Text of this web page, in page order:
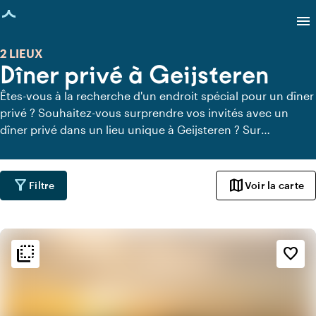
chargée
menu
Dîner privé à Geijsteren
2 LIEUX
Êtes-vous à la recherche d'un endroit spécial pour un dîner
privé ? Souhaitez-vous surprendre vos invités avec un
dîner privé dans un lieu unique à Geijsteren ? Sur
tous les lieux à Geijsteren où vous pouvez dîner en toute
tranquillité. Découvrez tous les lieux de restauration privée
pour un délicieux dîner privé.
filter_alt Filtre mapVoir la carte
flip_to_back favorite_border
flip_to_back Ambiance
info
Industriel